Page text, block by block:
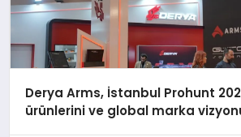
Derya Arms, İstanbul Prohunt
ürünlerini ve global marka